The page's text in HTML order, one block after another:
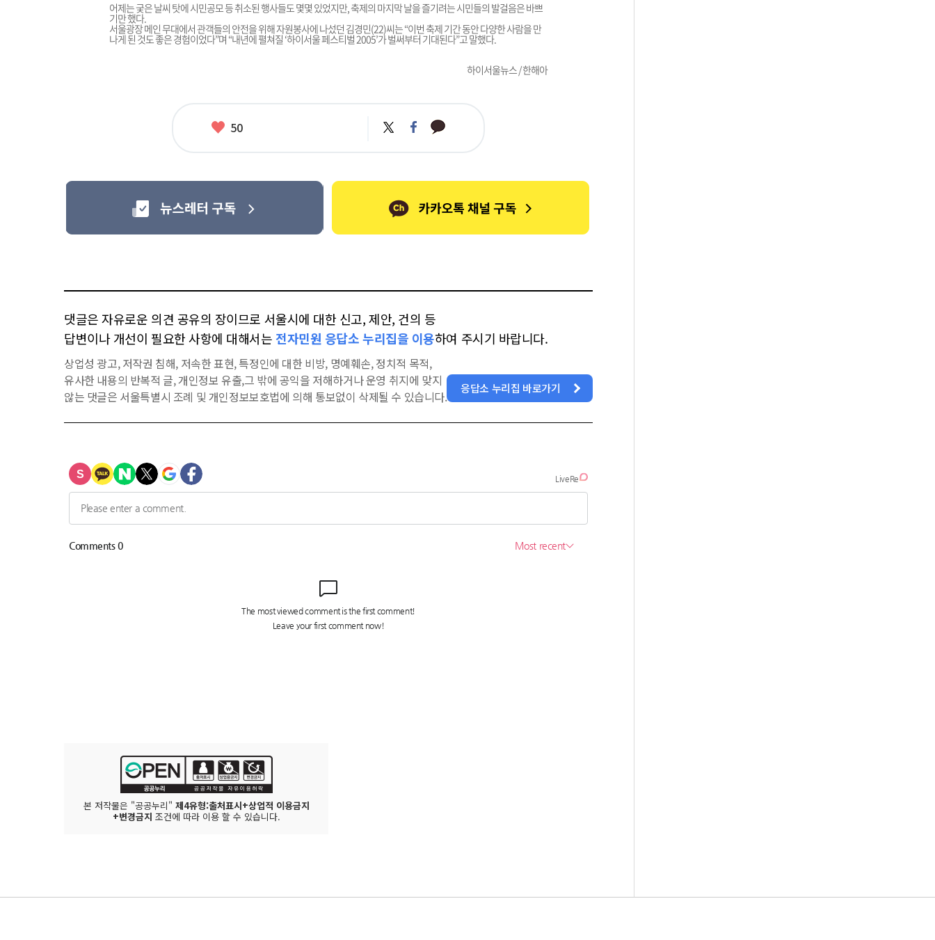
어제는 궂은 날씨 탓에 시민공모 등 취소된 행사들도 몇몇 있었지만, 축제의 마지막 날을 즐기려는 시민들의 발걸음은 바쁘
기만 했다.
서울광장 메인 무대에서 관객들의 안전을 위해 자원봉사에 나섰던 김경민(22)씨는 “이번 축제 기간 동안 다양한 사람을 만
나게 된 것도 좋은 경험이었다”며 “내년에 펼쳐질 ‘하이서울 페스티벌 2005’가 벌써부터 기대된다”고 말했다.
하이서울뉴스 / 한해아
좋
50 트
위
페
이
카
카
댓글은 자유로운 의견 공유의 장이므로 서울시에 대한 신고, 제안, 건의 등
답변이나 개선이 필요한 사항에 대해서는 전자민원 응답소 누리집을 이용하여 주시기 바랍니다.
상업성 광고, 저작권 침해, 저속한 표현, 특정인에 대한 비방, 명예훼손, 정치적 목적,
유사한 내용의 반복적 글, 개인정보 유출,그 밖에 공익을 저해하거나 운영 취지에 맞지
않는 댓글은 서울특별시 조례 및 개인정보보호법에 의해 통보없이 삭제될 수 있습니다.
응답소 누리집 바로가기
본 저작물은 "공공누리" 제4유형:출처표시+상업적 이용금지
+변경금지 조건에 따라 이용 할 수 있습니다.